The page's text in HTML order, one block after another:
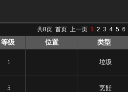
共8页 首页 上一页 1 2 3 4 5 6
等级 位置 类型
1 垃圾
5 烹飪